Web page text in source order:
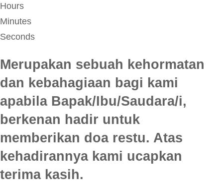
Hours
Minutes
Seconds
Merupakan sebuah kehormatan
dan kebahagiaan bagi kami
apabila Bapak/Ibu/Saudara/i,
berkenan hadir untuk
memberikan doa restu. Atas
kehadirannya kami ucapkan
terima kasih.